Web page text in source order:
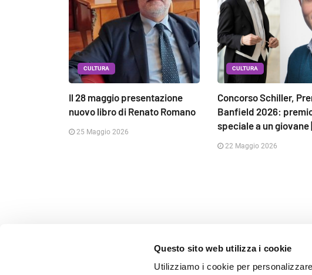
Questo sito web utilizza i cookie
Utilizziamo i cookie per
CULTURA
Il 28 maggio presentazione
nuovo libro di Renato Romano
25 Maggio 2026
CULTURA
Concorso Schiller,
Banfield 2026:
speciale a un
22 Maggio 2026